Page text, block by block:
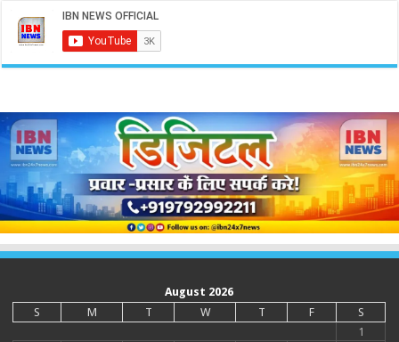
August 2026
S
M T W T F
S
1